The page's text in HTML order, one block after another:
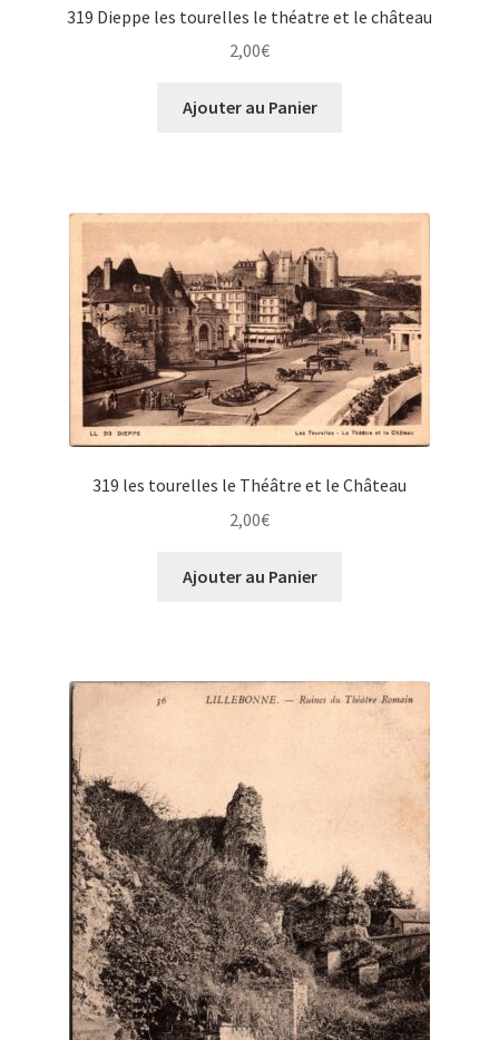
319 Dieppe les tourelles le théatre et le château
2,00€
Ajouter au Panier
319 les tourelles le Théâtre et le Château
2,00€
Ajouter au Panier